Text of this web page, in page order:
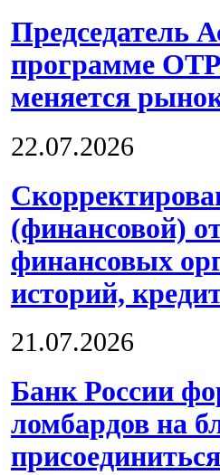
Председатель
программе
меняется
22.07.2026
(финансовой)
финансовых
историй,
21.07.2026
Банк России
ломбардов на